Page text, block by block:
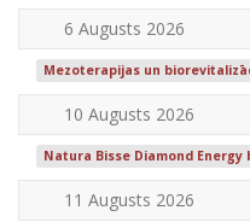
6 Augusts 2026
Mezoterapijas un
10 Augusts 2026
Natura Bisse Diamond
11 Augusts 2026